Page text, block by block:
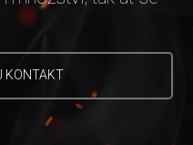
KONTAKT